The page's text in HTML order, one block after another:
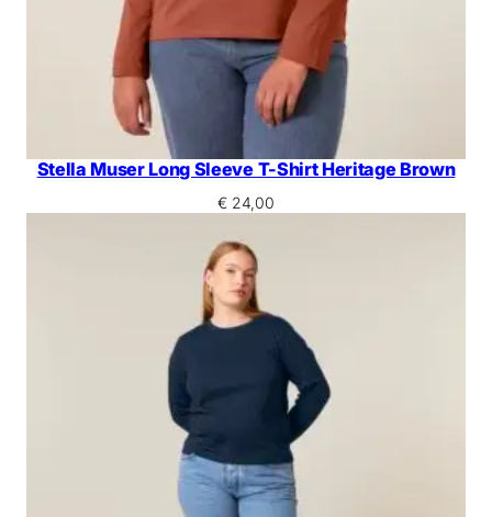
Stella Muser Long Sleeve T-Shirt Heritage Brown
€24,00